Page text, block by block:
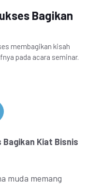
Bagikan
membagikan kisah
pada acara seminar.
Bagikan Kiat Bisnis
muda memang